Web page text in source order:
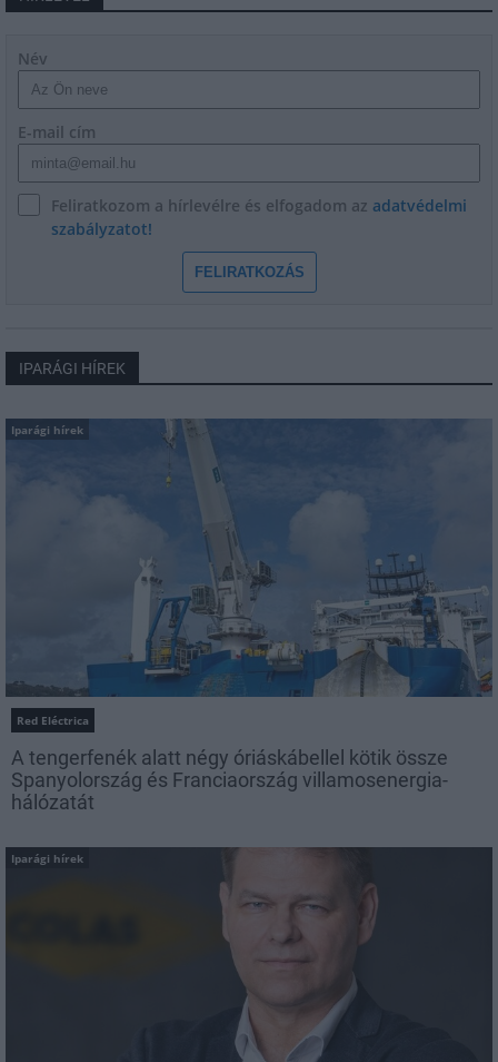
Név
E-mail cím
Feliratkozom a hírlevélre és elfogadom az adatvédelmi
szabályzatot!
FELIRATKOZÁS
IPARÁGI HÍREK
Iparági hírek
Red Eléctrica
A tengerfenék alatt négy óriáskábellel kötik össze
Spanyolország és Franciaország villamosenergia-
hálózatát
Iparági hírek